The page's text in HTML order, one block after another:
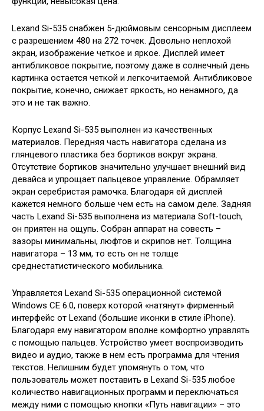
Lexand Si-535 снабжен 5-дюймовым сенсорным дисплеем
с разрешением 480 на 272 точек. Довольно неплохой
экран, изображение четкое и яркое. Дисплей имеет
антибликовое покрытие, поэтому даже в солнечный день
картинка остается четкой и легкочитаемой. Антибликовое
покрытие, конечно, снижает яркость, но ненамного, да
это и не так важно.
Корпус Lexand Si-535 выполнен из качественных
материалов. Передняя часть навигатора сделана из
глянцевого пластика без бортиков вокруг экрана.
Отсутствие бортиков значительно улучшает внешний вид
девайса и упрощает пальцевое управление. Обрамляет
экран серебристая рамочка. Благодаря ей дисплей
кажется немного больше чем есть на самом деле. Задняя
часть Lexand Si-535 выполнена из материала Soft-touch,
он приятен на ощупь. Собран аппарат на совесть –
зазоры минимальны, люфтов и скрипов нет. Толщина
навигатора – 13 мм, то есть он не толще
среднестатистического мобильника.
Управляется Lexand Si-535 операционной системой
Windows CE 6.0, поверх которой «натянут» фирменный
интерфейс от Lexand (большие иконки в стиле iPhone).
Благодаря ему навигатором вполне комфортно управлять
с помощью пальцев. Устройство умеет воспроизводить
видео и аудио, также в нем есть программа для чтения
текстов. Нелишним будет упомянуть о том, что
пользователь может поставить в Lexand Si-535 любое
количество навигационных программ и переключаться
между ними с помощью кнопки «Путь навигации» – это